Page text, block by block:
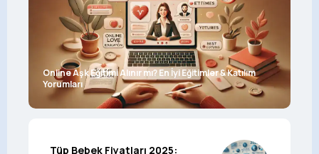
Online Aşk Eğitimi Alınır mı? En İyi Eğitimler & Katılım
Yorumları
Tüp Bebek Fiyatları 2025: